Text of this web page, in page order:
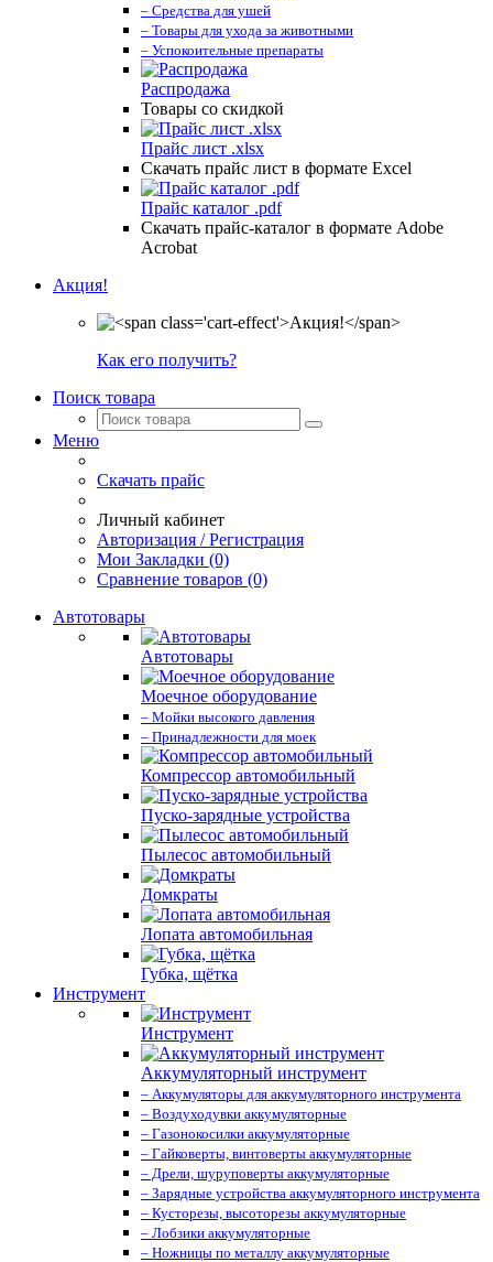
– Средства для ушей
– Товары для ухода за животными
– Успокоительные препараты
Распродажа
Товары со скидкой
Прайс лист .xlsx
Скачать прайс лист в формате Excel
Прайс каталог .pdf
Скачать прайс-каталог в формате Adobe
Acrobat
Акция!
Как его получить?
Поиск товара
Меню
Скачать прайс
Личный кабинет
Авторизация / Регистрация
Мои Закладки (0)
Сравнение товаров (0)
Автотовары
Автотовары
Моечное оборудование
– Мойки высокого давления
– Принадлежности для моек
Компрессор автомобильный
Пуско-зарядные устройства
Пылесос автомобильный
Домкраты
Лопата автомобильная
Губка, щётка
Инструмент
Инструмент
Аккумуляторный инструмент
– Аккумуляторы для аккумуляторного инструмента
– Воздуходувки аккумуляторные
– Газонокосилки аккумуляторные
– Гайковерты, винтоверты аккумуляторные
– Дрели, шуруповерты аккумуляторные
– Зарядные устройства аккумуляторного инструмента
– Кусторезы, высоторезы аккумуляторные
– Лобзики аккумуляторные
– Ножницы по металлу аккумуляторные